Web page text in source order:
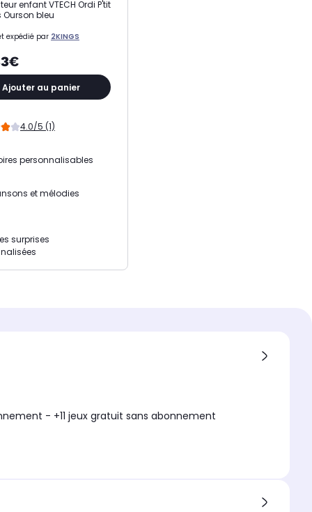
enfant VTECH Ordi P'tit
Ourson bleu
expédié par 2KINGS
Ajouter au panier
4.0/5 (1)
personnalisables
et mélodies
surprises
- +11 jeux gratuit sans abonnement